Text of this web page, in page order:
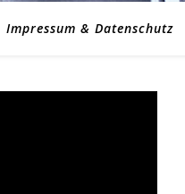
Impressum & Datenschutz